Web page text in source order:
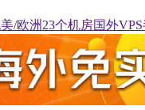
美/欧洲23个机房国外